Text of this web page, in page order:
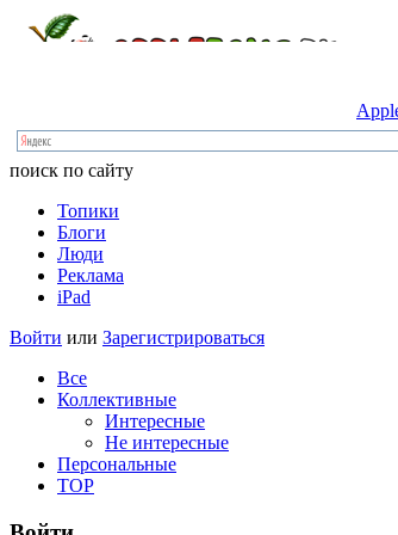
поиск по сайту
Топики
Блоги
Люди
Реклама
iPad
Войти или Зарегистрироваться
Все
Коллективные
Интересные
Не интересные
Персональные
TOP